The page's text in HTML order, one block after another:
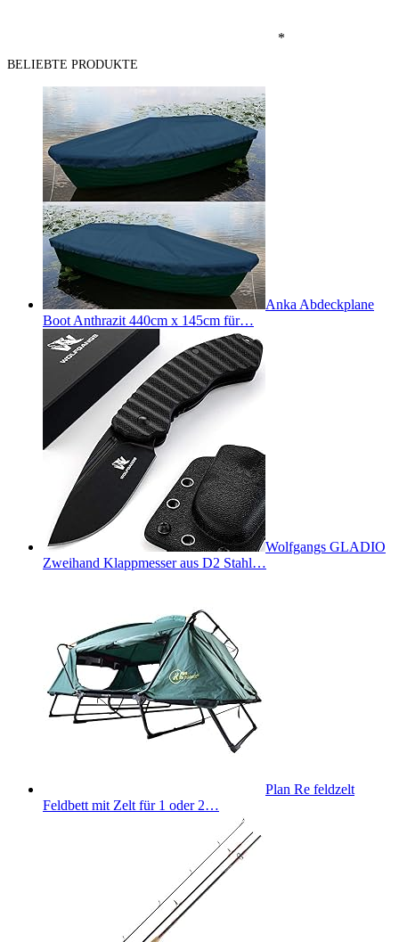
*
BELIEBTE PRODUKTE
Anka Abdeckplane
Boot Anthrazit 440cm x 145cm für…
Wolfgangs GLADIO
Zweihand Klappmesser aus D2 Stahl…
Plan Re feldzelt
Feldbett mit Zelt für 1 oder 2…